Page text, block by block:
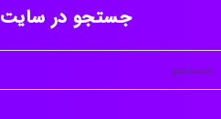
جستجو در سایت